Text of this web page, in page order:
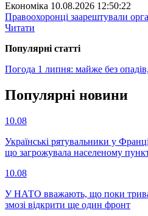
Економіка 10.08.2026 12:50:22
Правоохоронці заарештували
Читати
Популярнi статтi
Погода 1 липня: майже без
Популярнi новини
10.08
Українські рятувальники у
що загрожувала населеному
10.08
У НАТО вважають, що поки
змозі відкрити ще один фронт